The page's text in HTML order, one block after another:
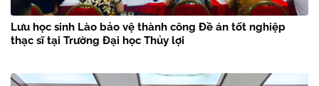
Lưu học sinh Lào bảo vệ thành công Đề án tốt nghiệp
thạc sĩ tại Trường Đại học Thủy lợi